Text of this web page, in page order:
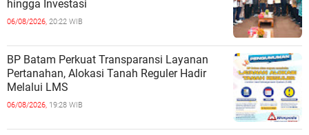
hingga Investasi
06/08/2026, 20:22 WIB
BP Batam Perkuat Transparansi Layanan
Pertanahan, Alokasi Tanah Reguler Hadir
Melalui LMS
06/08/2026, 19:28 WIB